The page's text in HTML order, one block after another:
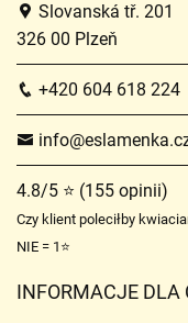
Slovanská tř. 201
326 00 Plzeň
+420 604 618 224
4.8/5 ⭐ (155 opinii)
Czy klient poleciłby
NIE = 1⭐
INFORMACJE DLA